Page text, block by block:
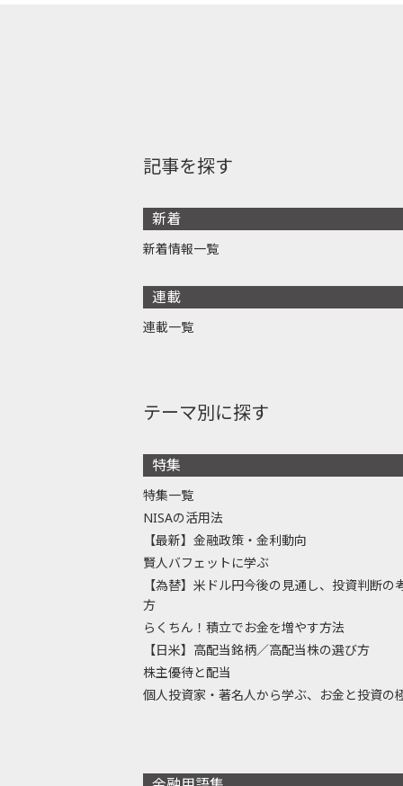
記事を探す
新着
新着情報一覧
連載
連載一覧
テーマ別に探す
特集
特集一覧
NISAの活用法
【最新】金融政策・金利動向
賢人バフェットに学ぶ
【為替】米ドル円今後の見通し、投資判断の
方
らくちん！積立でお金を増やす方法
【日米】高配当銘柄／高配当株の選び方
株主優待と配当
個人投資家・著名人から学ぶ、お金と投資の